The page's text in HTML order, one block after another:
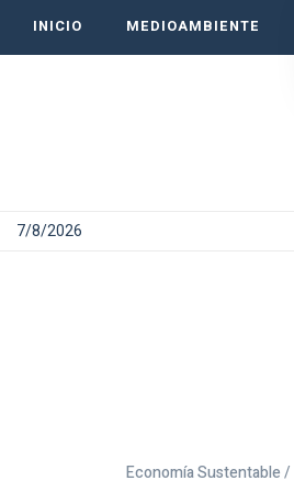
INICIO MEDIOAMBIENTE
7/8/2026
Economía Sustentable /